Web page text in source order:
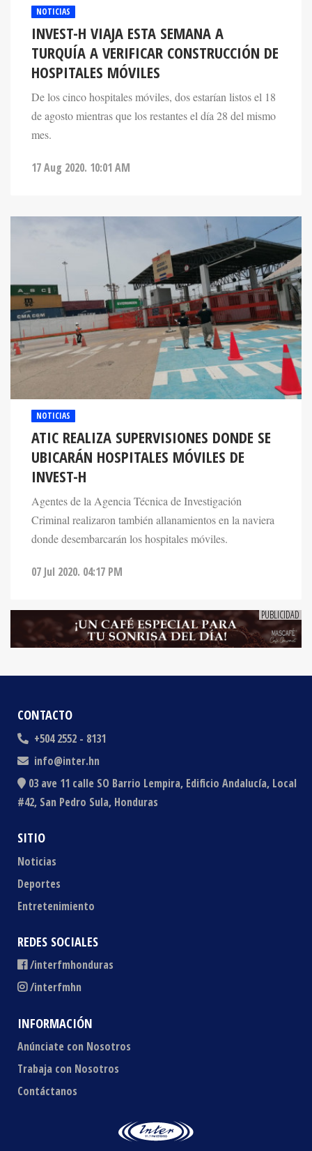
INVEST-H VIAJA ESTA SEMANA A
TURQUÍA A VERIFICAR CONSTRUCCIÓN DE
HOSPITALES MÓVILES
De los cinco hospitales móviles, dos estarían listos el 18
de agosto mientras que los restantes el día 28 del mismo
mes.
ATIC REALIZA SUPERVISIONES DONDE SE
UBICARÁN HOSPITALES MÓVILES DE
INVEST-H
Agentes de la Agencia Técnica de Investigación
Criminal realizaron también allanamientos en la naviera
donde desembarcarán los hospitales móviles.
CONTACTO
+504 2552 - 8131
info@inter.hn
03 ave 11 calle SO Barrio Lempira, Edificio Andalucía, Local
#42, San Pedro Sula, Honduras
SITIO
Noticias
Deportes
Entretenimiento
REDES SOCIALES
/interfmhonduras
/interfmhn
INFORMACIÓN
Anúnciate con Nosotros
Trabaja con Nosotros
Contáctanos